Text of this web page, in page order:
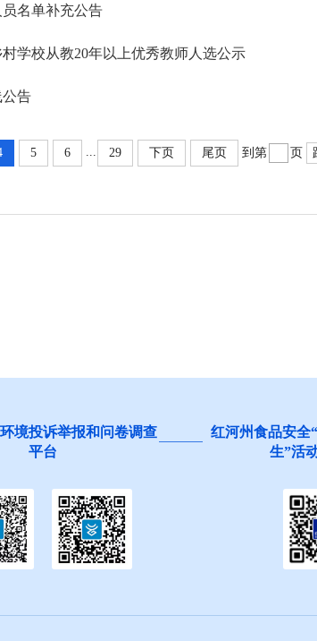
名单补充公告
学校从教20年以上优秀教师人选公示
公告
5 6 ... 29 下页 尾页 到第 页
全“你点我检 服务惠民
”活动邀您参与
阻碍民营经济